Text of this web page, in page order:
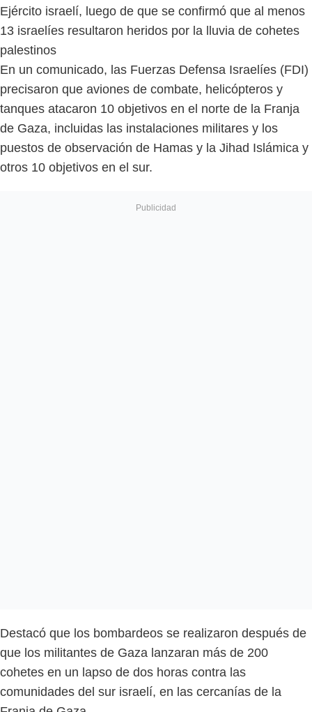
Ejército israelí, luego de que se confirmó que al menos
13 israelíes resultaron heridos por la lluvia de cohetes
palestinos
En un comunicado, las Fuerzas Defensa Israelíes (FDI)
precisaron que aviones de combate, helicópteros y
tanques atacaron 10 objetivos en el norte de la Franja
de Gaza, incluidas las instalaciones militares y los
puestos de observación de Hamas y la Jihad Islámica y
otros 10 objetivos en el sur.
Destacó que los bombardeos se realizaron después de
que los militantes de Gaza lanzaran más de 200
cohetes en un lapso de dos horas contra las
comunidades del sur israelí, en las cercanías de la